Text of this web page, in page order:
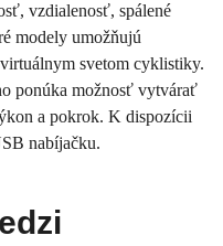
vzdialenosť, spálené
modely umožňujú
svetom cyklistiky.
ponúka možnosť vytvárať
a pokrok. K dispozícii
nabíjačku.